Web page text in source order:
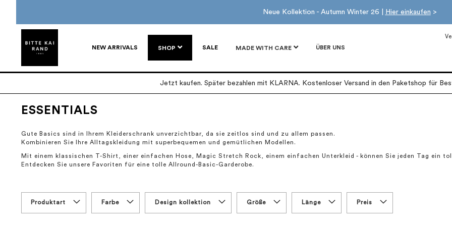
Neue Kollektion - Autumn Winter 26 | Hier einkaufen >
NEW ARRIVALS SHOP SALE MADE WITH CARE ÜBER UNS
Jetzt kaufen. Später bezahlen mit KLARNA. Kostenloser Versand in den Paketshop für
ESSENTIALS
Gute Basics sind in Ihrem Kleiderschrank unverzichtbar, da sie zeitlos sind und zu allem passen.
Kombinieren Sie Ihre Alltagskleidung mit superbequemen und gemütlichen Modellen.
Mit einem klassischen T-Shirt, einer einfachen Hose, Magic Stretch Rock, einem einfachen Unterkleid - können Sie jeden Tag ein
Entdecken Sie unsere Favoriten für eine tolle Allround-Basic-Garderobe.
Produktart Farbe Design kollektion Größe Länge Preis